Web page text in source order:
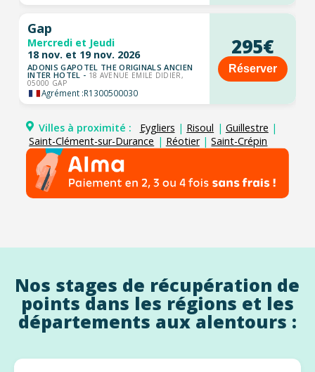
Gap
Mercredi et Jeudi
18 nov. et 19 nov. 2026
ADONIS GAPOTEL THE ORIGINALS ANCIEN
INTER HOTEL - 18 AVENUE EMILE DIDIER,
05000 GAP
Agrément :R1300500030
295€
Réserver
Villes à proximité : Eygliers | Risoul | Guillestre |
Saint-Clément-sur-Durance | Réotier | Saint-Crépin
Nos stages de récupération de
points dans les régions et les
départements aux alentours :